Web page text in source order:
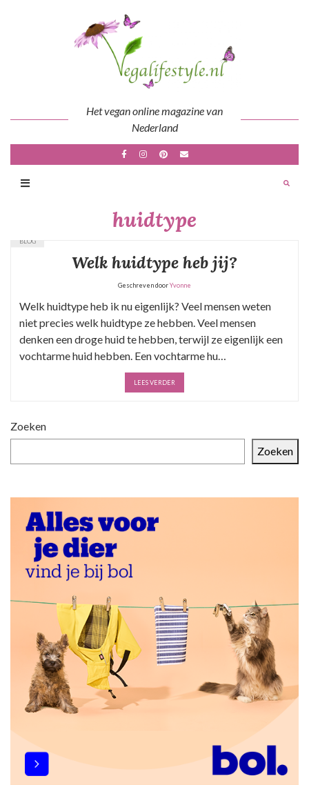
Het vegan online magazine van
Nederland
huidtype
BLOG
Welk huidtype heb jij?
Geschreven doorYvonne
Welk huidtype heb ik nu eigenlijk? Veel mensen weten
niet precies welk huidtype ze hebben. Veel mensen
denken een droge huid te hebben, terwijl ze eigenlijk een
vochtarme huid hebben. Een vochtarme hu…
LEES VERDER
Zoeken
Zoeken